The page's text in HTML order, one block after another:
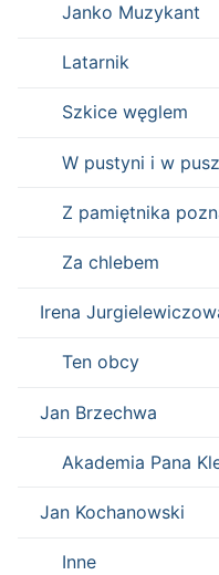
Janko Muzykant
Latarnik
Szkice węglem
W pustyni i w
Z pamiętnika
Za chlebem
Irena
Ten obcy
Jan Brzechwa
Akademia Pana
Jan Kochanowski
Inne